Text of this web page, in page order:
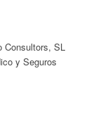
Consultors, SL
y Seguros